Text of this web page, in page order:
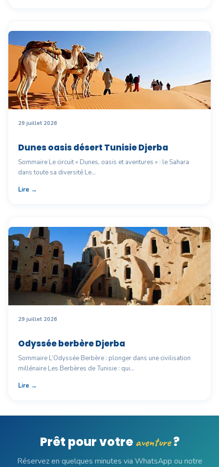
29 juillet 2026
Dunes oasis désert Tunisie Djerba
Sommaire Le circuit « Dunes, oasis et aventures » : le Sahara
dans toute sa diversité Le…
Lire →
29 juillet 2026
Odyssée berbère Djerba
Sommaire L’Odyssée Berbère : plonger dans une civilisation
millénaire Les Berbères de Tunisie : qui…
Lire →
Prêt pour votre aventure?
Réservez en quelques minutes via WhatsApp ou notre